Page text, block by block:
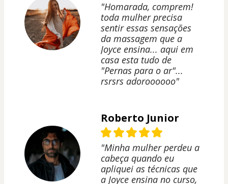
"Homarada, comprem!
toda mulher precisa
sentir essas sensações
da massagem que a
Joyce ensina... aqui em
casa esta tudo de
"Pernas para o ar"...
rsrsrs adoroooooo"
Roberto Junior
"Minha mulher perdeu a
cabeça quando eu
apliquei as técnicas que
a Joyce ensina no curso,